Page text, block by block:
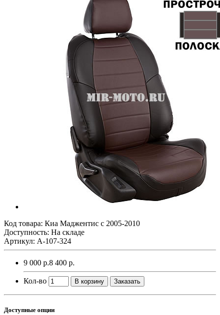
Код товара: Киа Маджентис с 2005-2010
Доступность: На складе
Артикул: A-107-324
9 000 р.8 400 р.
Кол-во В корзину Заказать
Доступные опции